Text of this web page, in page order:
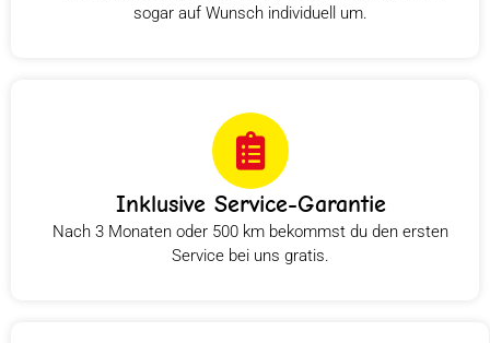
sogar auf Wunsch individuell um.
Inklusive Service-Garantie
Nach 3 Monaten oder 500 km bekommst du den ersten
Service bei uns gratis.